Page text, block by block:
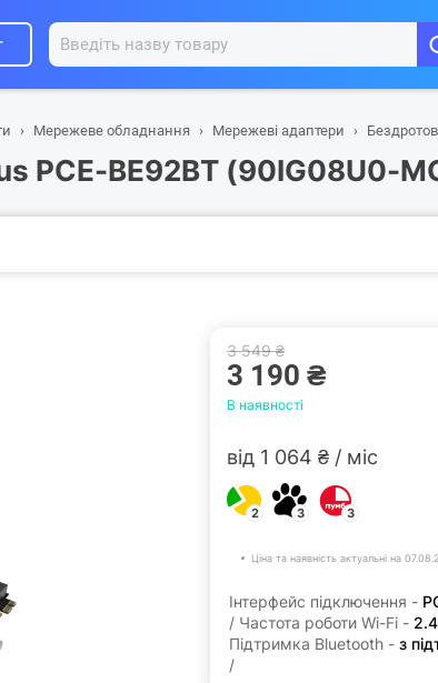
Мережеве обладнання Мережеві адаптери
PCE-BE92BT (90IG08U0-
3 549 ₴
3 190 ₴
В наявності
від 1 064 ₴ / міс
2 3 3
Ціна та наявність актуальні на
Інтерфейс підключення -
/ Частота роботи Wi-Fi -
Підтримка Bluetooth - з
/